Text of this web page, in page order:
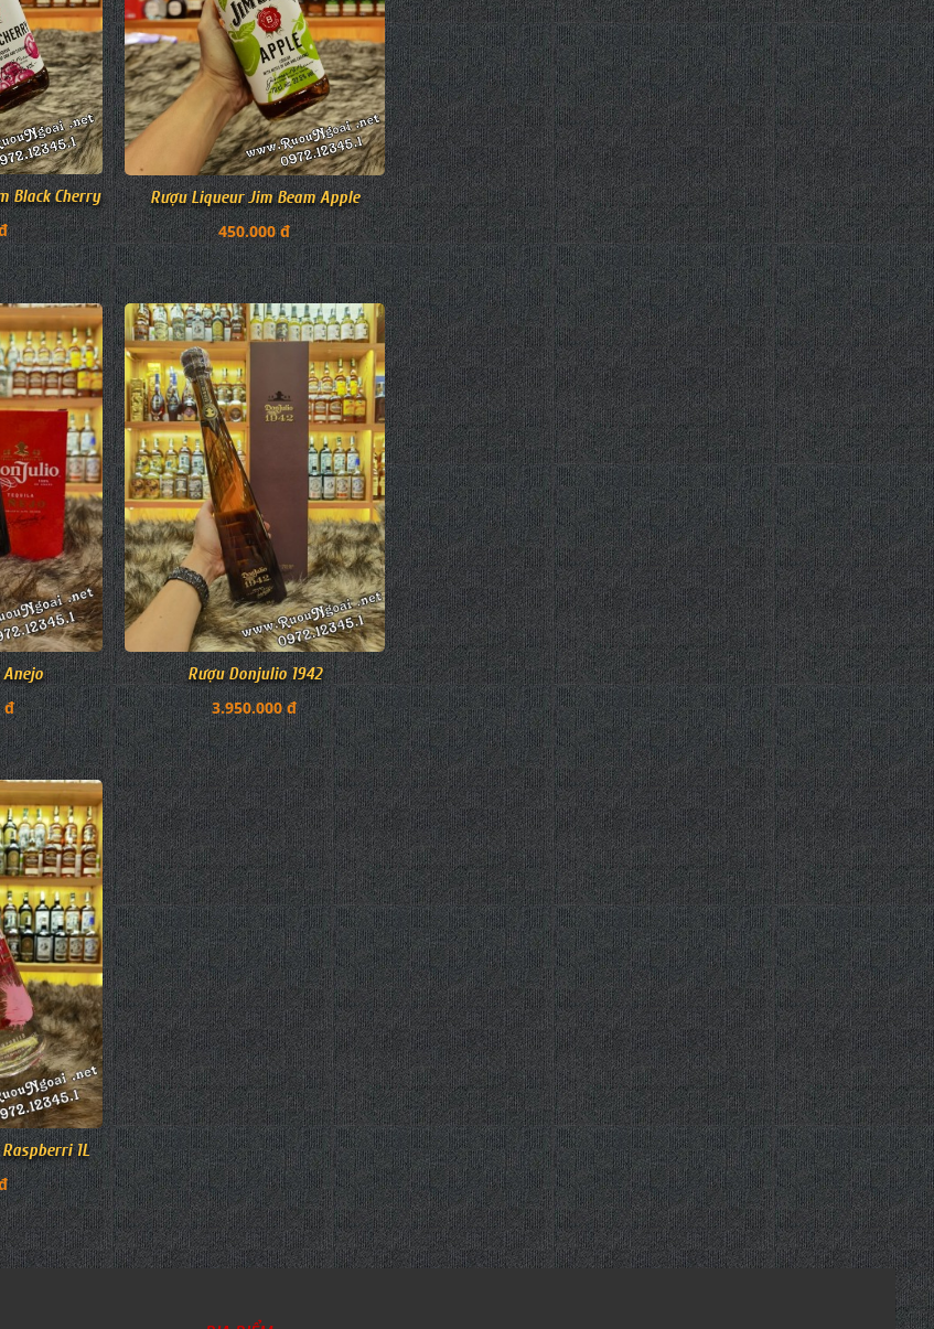
Black Cherry Rượu Liqueur Jim Beam Apple
450.000 đ
đ
Rượu Donjulio 1942
3.950.000 đ
1L